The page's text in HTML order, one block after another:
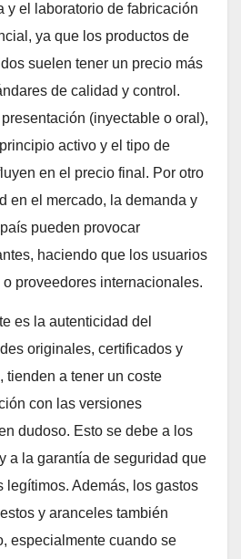
y el laboratorio de fabricación
ya que los productos de
suelen tener un precio más
de calidad y control.
(inyectable o oral),
activo y el tipo de
en el precio final. Por otro
en el mercado, la demanda y
pueden provocar
haciendo que los usuarios
proveedores internacionales.
es la autenticidad del
originales, certificados y
tienden a tener un coste
con las versiones
dudoso. Esto se debe a los
a la garantía de seguridad que
legítimos. Además, los gastos
y aranceles también
especialmente cuando se